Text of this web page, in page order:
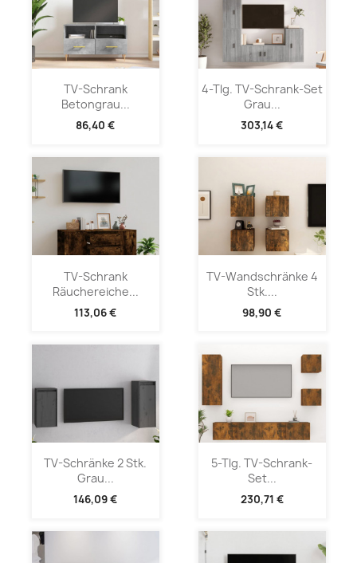
TV-Schrank
Betongrau...
86,40 €
4-Tlg. TV-Schrank-Set
Grau...
303,14 €
TV-Schrank
Räuchereiche...
113,06 €
TV-Wandschränke 4
Stk....
98,90 €
TV-Schränke 2 Stk.
Grau...
146,09 €
5-Tlg. TV-Schrank-
Set...
230,71 €